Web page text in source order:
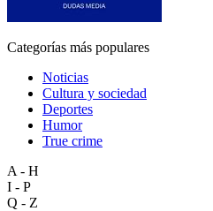
Categorías más populares
Noticias
Cultura y sociedad
Deportes
Humor
True crime
A - H
I - P
Q - Z